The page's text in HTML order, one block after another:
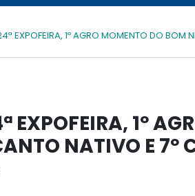
EXPOFEIRA, 1º AGRO MOMENTO DO BOM
EXPOFEIRA, 1º
NATIVO E